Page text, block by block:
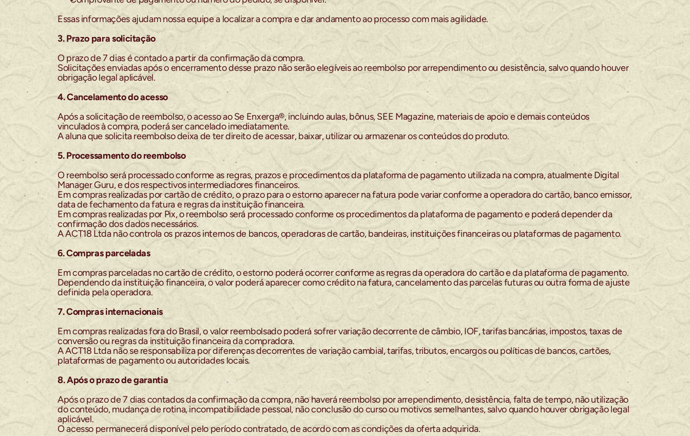
Essas informações ajudam nossa equipe a localizar a compra e dar andamento ao processo com mais agilidade.
3. Prazo para solicitação
O prazo de 7 dias é contado a partir da confirmação da compra.
Solicitações enviadas após o encerramento desse prazo não serão elegíveis ao reembolso por arrependimento ou desistência, salvo quando houver
obrigação legal aplicável.
4. Cancelamento do acesso
Após a solicitação de reembolso, o acesso ao Se Enxerga®, incluindo aulas, bônus, SEE Magazine, materiais de apoio e demais conteúdos
vinculados à compra, poderá ser cancelado imediatamente.
A aluna que solicita reembolso deixa de ter direito de acessar, baixar, utilizar ou armazenar os conteúdos do produto.
5. Processamento do reembolso
O reembolso será processado conforme as regras, prazos e procedimentos da plataforma de pagamento utilizada na compra, atualmente Digital
Manager Guru, e dos respectivos intermediadores financeiros.
Em compras realizadas por cartão de crédito, o prazo para o estorno aparecer na fatura pode variar conforme a operadora do cartão, banco emissor,
data de fechamento da fatura e regras da instituição financeira.
Em compras realizadas por Pix, o reembolso será processado conforme os procedimentos da plataforma de pagamento e poderá depender da
confirmação dos dados necessários.
A ACT18 Ltda não controla os prazos internos de bancos, operadoras de cartão, bandeiras, instituições financeiras ou plataformas de pagamento.
6. Compras parceladas
Em compras parceladas no cartão de crédito, o estorno poderá ocorrer conforme as regras da operadora do cartão e da plataforma de pagamento.
Dependendo da instituição financeira, o valor poderá aparecer como crédito na fatura, cancelamento das parcelas futuras ou outra forma de ajuste
definida pela operadora.
7. Compras internacionais
Em compras realizadas fora do Brasil, o valor reembolsado poderá sofrer variação decorrente de câmbio, IOF, tarifas bancárias, impostos, taxas de
conversão ou regras da instituição financeira da compradora.
A ACT18 Ltda não se responsabiliza por diferenças decorrentes de variação cambial, tarifas, tributos, encargos ou políticas de bancos, cartões,
plataformas de pagamento ou autoridades locais.
8. Após o prazo de garantia
Após o prazo de 7 dias contados da confirmação da compra, não haverá reembolso por arrependimento, desistência, falta de tempo, não utilização
do conteúdo, mudança de rotina, incompatibilidade pessoal, não conclusão do curso ou motivos semelhantes, salvo quando houver obrigação legal
aplicável.
O acesso permanecerá disponível pelo período contratado, de acordo com as condições da oferta adquirida.